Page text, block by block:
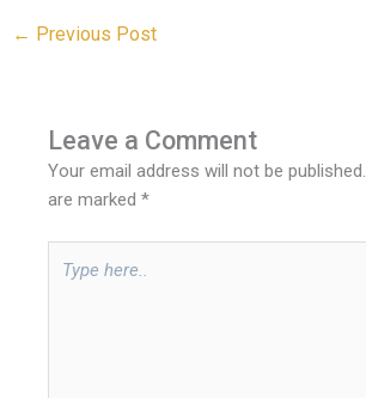
← Previous Post
Leave a Comment
Your email address will not be published.
are marked*
here..